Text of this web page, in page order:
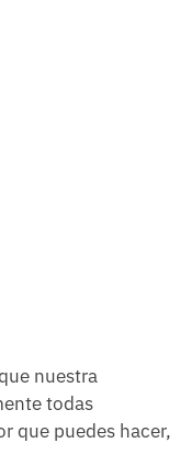
nuestra
todas
que puedes hacer,